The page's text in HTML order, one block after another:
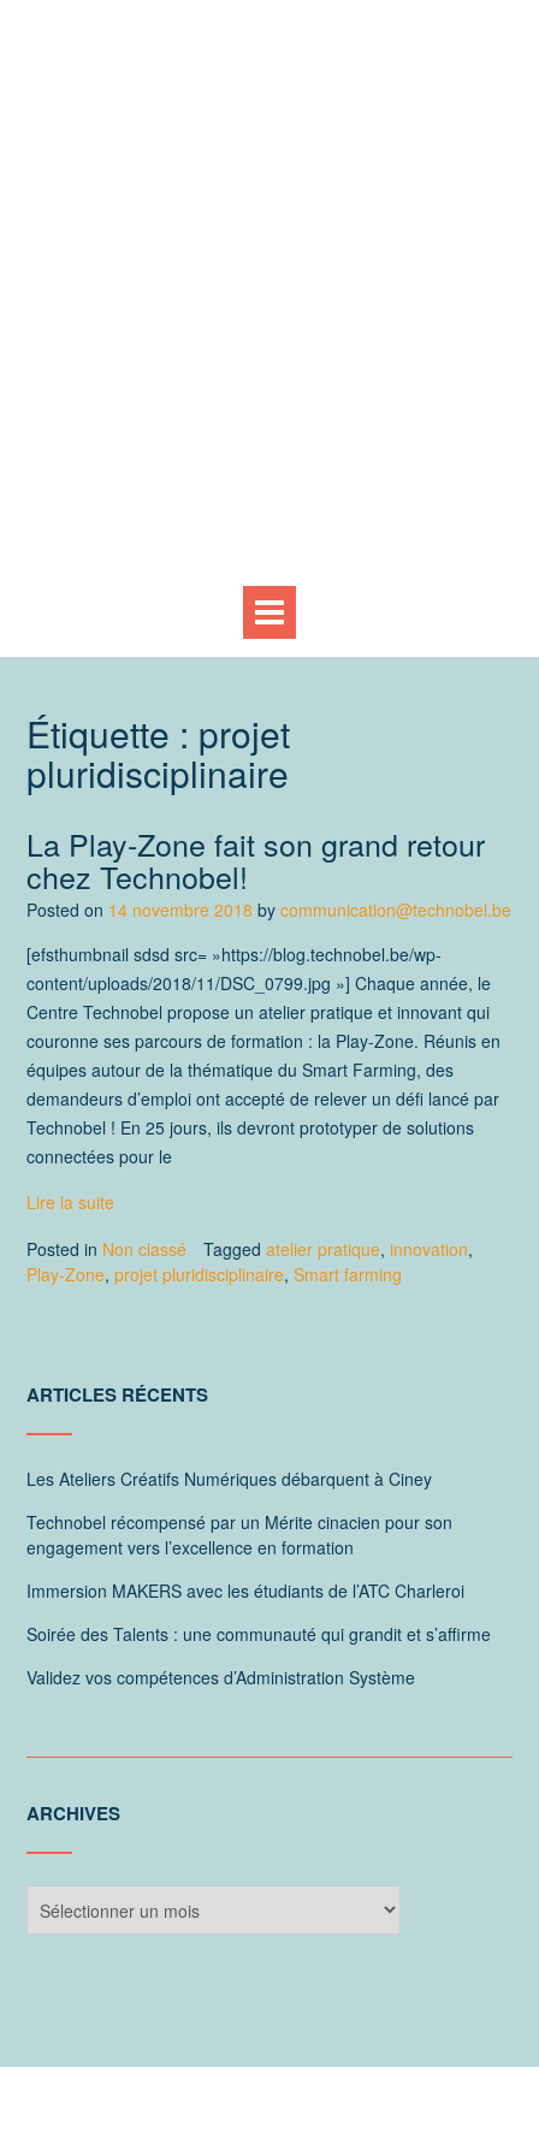
Étiquette : projet
pluridisciplinaire
La Play-Zone fait son grand retour
chez Technobel!
Posted on 14 novembre 2018 by communication@technobel.be
[efsthumbnail sdsd src= »https://blog.technobel.be/wp-
content/uploads/2018/11/DSC_0799.jpg »] Chaque année, le
Centre Technobel propose un atelier pratique et innovant qui
couronne ses parcours de formation : la Play-Zone. Réunis en
équipes autour de la thématique du Smart Farming, des
demandeurs d’emploi ont accepté de relever un défi lancé par
Technobel ! En 25 jours, ils devront prototyper de solutions
connectées pour le
Lire la suite
Posted in Non classé Tagged atelier pratique, innovation,
Play-Zone, projet pluridisciplinaire, Smart farming
ARTICLES RÉCENTS
Les Ateliers Créatifs Numériques débarquent à Ciney
Technobel récompensé par un Mérite cinacien pour son
engagement vers l’excellence en formation
Immersion MAKERS avec les étudiants de l’ATC Charleroi
Soirée des Talents : une communauté qui grandit et s’affirme
Validez vos compétences d’Administration Système
ARCHIVES